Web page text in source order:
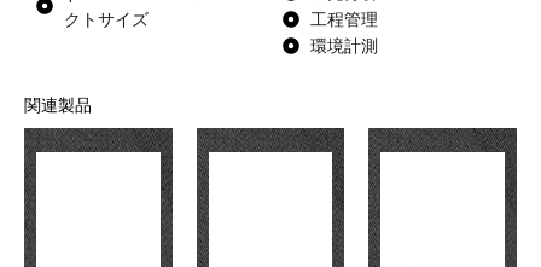
クトサイズ
工程管理
環境計測
関連製品